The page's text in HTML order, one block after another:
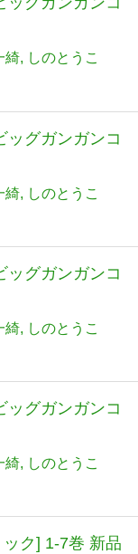
綺 しのとうこ
ッグガンガンコ
綺 しのとうこ
ッグガンガンコ
綺 しのとうこ
ッグガンガンコ
綺 しのとうこ
ク] 1-7巻 新品